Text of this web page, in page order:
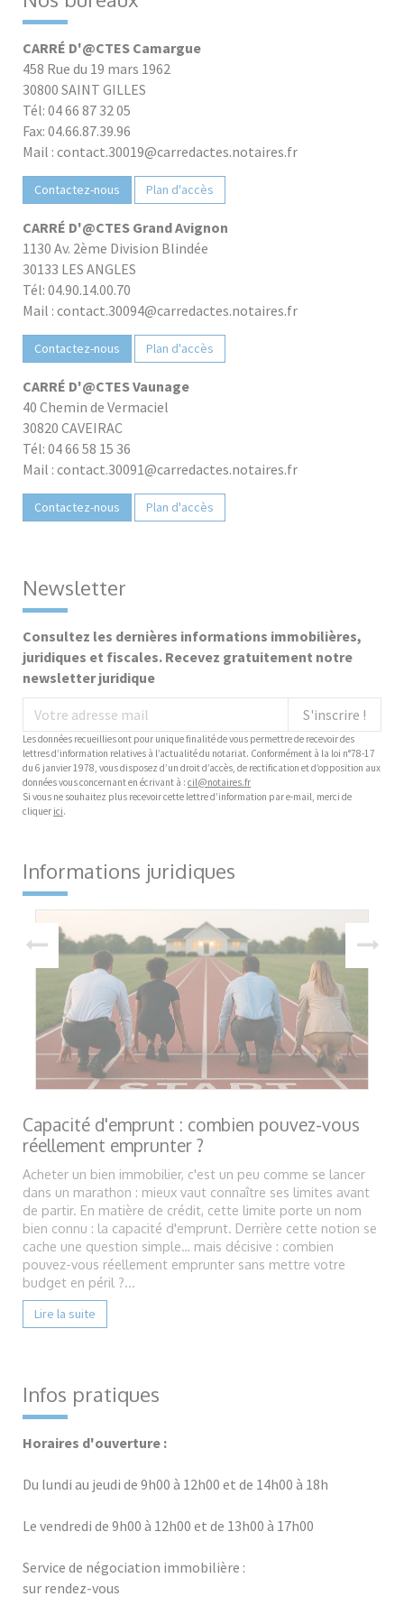
CARRÉ D'@CTES Camargue
458 Rue du 19 mars 1962
30800 SAINT GILLES
Tél: 04 66 87 32 05
Fax: 04.66.87.39.96
Mail : contact.30019@carredactes.notaires.fr
Contactez-nous Plan d'accès
CARRÉ D'@CTES Grand Avignon
1130 Av. 2ème Division Blindée
30133 LES ANGLES
Tél: 04.90.14.00.70
Mail : contact.30094@carredactes.notaires.fr
Contactez-nous Plan d'accès
CARRÉ D'@CTES Vaunage
40 Chemin de Vermaciel
30820 CAVEIRAC
Tél: 04 66 58 15 36
Mail : contact.30091@carredactes.notaires.fr
Contactez-nous Plan d'accès
Newsletter
Consultez les dernières informations immobilières,
juridiques et fiscales. Recevez gratuitement notre
newsletter juridique
S'inscrire !
Les données recueillies ont pour unique finalité de vous permettre de recevoir des
lettres d’information relatives à l’actualité du notariat. Conformément à la loi n°78-17
du 6 janvier 1978, vous disposez d’un droit d’accès, de rectification et d’opposition aux
données vous concernant en écrivant à : cil@notaires.fr
Si vous ne souhaitez plus recevoir cette lettre d’information par e-mail, merci de
cliquer ici.
Informations juridiques
Capacité d'emprunt : combien pouvez-vous
réellement emprunter ?
Acheter un bien immobilier, c'est un peu comme se lancer
dans un marathon : mieux vaut connaître ses limites avant
de partir. En matière de crédit, cette limite porte un nom
bien connu : la capacité d'emprunt. Derrière cette notion se
cache une question simple… mais décisive : combien
pouvez-vous réellement emprunter sans mettre votre
budget en péril ?...
Lire la suite
Infos pratiques
Horaires d'ouverture :
Du lundi au jeudi de 9h00 à 12h00 et de 14h00 à 18h
Le vendredi de 9h00 à 12h00 et de 13h00 à 17h00
Service de négociation immobilière :
sur rendez-vous